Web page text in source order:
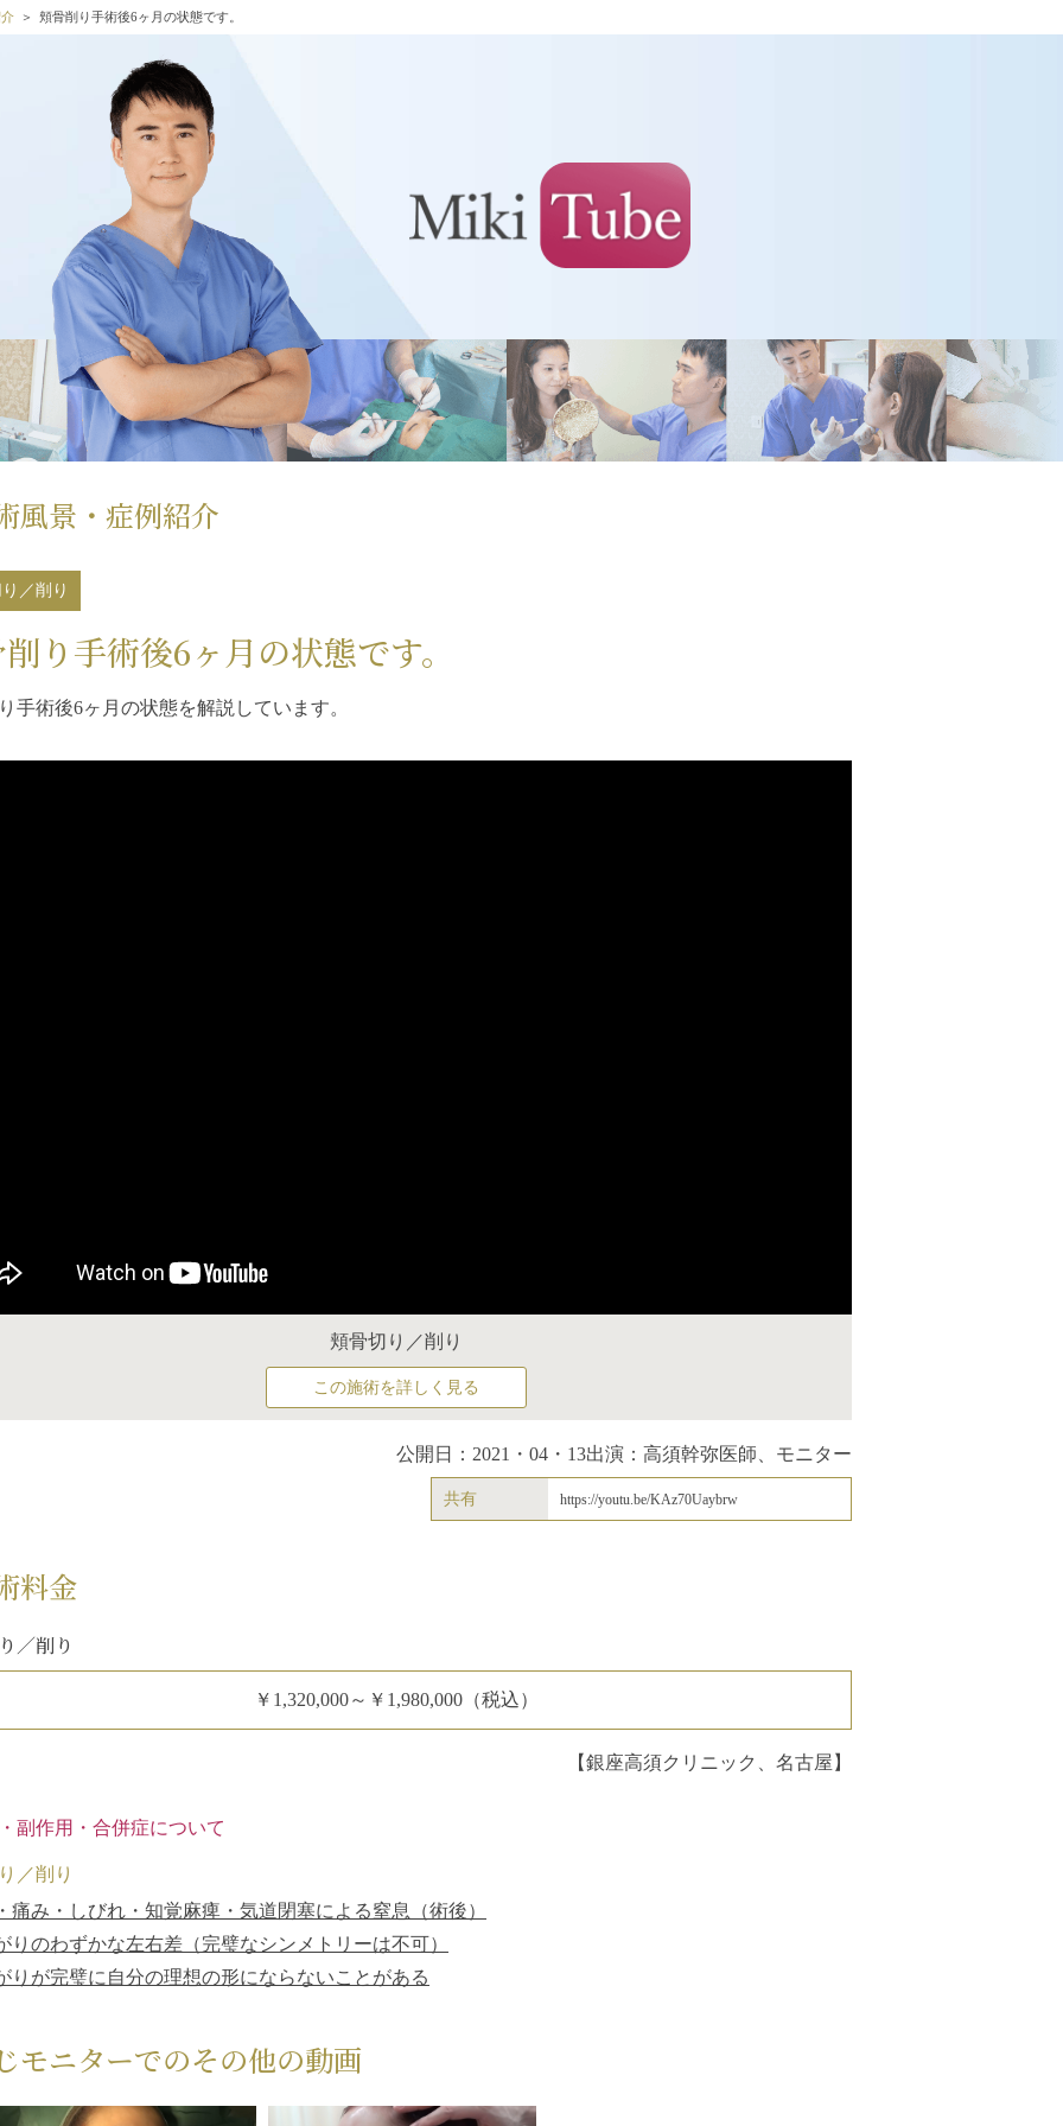
頬骨削り手術後6ヶ月の状態です。
風景・症例紹介
／削り
り手術後6ヶ月の状態です。
手術後6ヶ月の状態を解説しています。
頬骨切り／削り
この施術を詳しく見る
公開日：2021・04・13出演：高須幹弥医師、モニター
共有 https://youtu.be/KAz70Uaybrw
料金
／削り
￥1,320,000～￥1,980,000（税込）
【銀座高須クリニック、名古屋】
副作用・合併症について
／削り
痛み・しびれ・知覚麻痺・気道閉塞による窒息（術後）
りのわずかな左右差（完璧なシンメトリーは不可）
りが完璧に自分の理想の形にならないことがある
モニターでのその他の動画